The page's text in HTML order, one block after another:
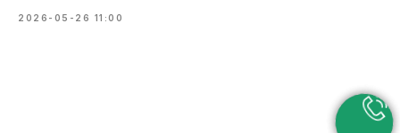
2026-05-26 11:00